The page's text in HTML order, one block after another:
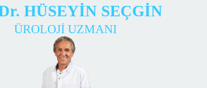
HÜSEYİN SEÇGİN
ÜROLOJİ UZMANI